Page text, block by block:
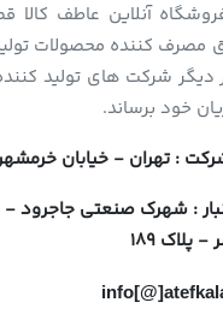
آنلاین عاطف کالا
مصرف کننده محصولات
دیگر شرکت های تولید
خود برساند.
: تهران - خیابان
: شهرک صنعتی
189